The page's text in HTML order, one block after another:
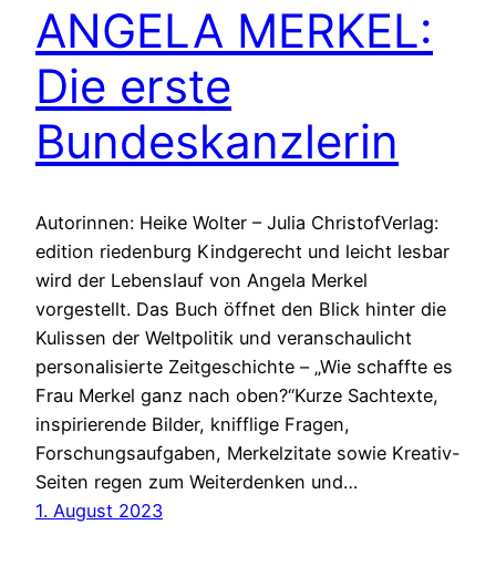
ANGELA MERKEL:
Die erste
Bundeskanzlerin
Autorinnen: Heike Wolter – Julia ChristofVerlag:
edition riedenburg Kindgerecht und leicht lesbar
wird der Lebenslauf von Angela Merkel
vorgestellt. Das Buch öffnet den Blick hinter die
Kulissen der Weltpolitik und veranschaulicht
personalisierte Zeitgeschichte – „Wie schaffte es
Frau Merkel ganz nach oben?“Kurze Sachtexte,
inspirierende Bilder, knifflige Fragen,
Forschungsaufgaben, Merkelzitate sowie Kreativ-
Seiten regen zum Weiterdenken und…
1. August 2023